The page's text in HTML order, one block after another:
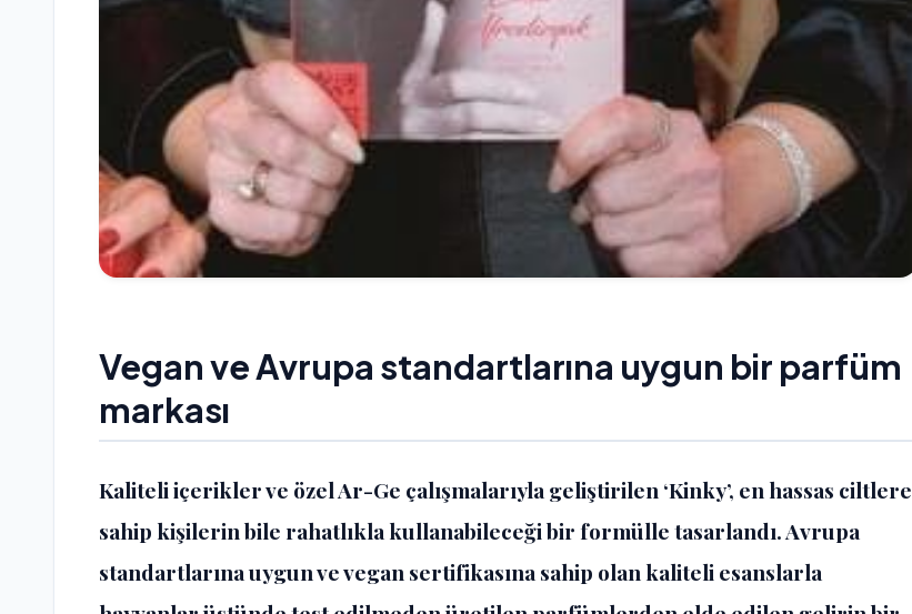
Vegan ve Avrupa standartlarına uygun bir parfüm
markası
Kaliteli içerikler ve özel Ar-Ge çalışmalarıyla geliştirilen ‘Kinky’, en hassas ciltlere
sahip kişilerin bile rahatlıkla kullanabileceği bir formülle tasarlandı. Avrupa
standartlarına uygun ve vegan sertifikasına sahip olan kaliteli esanslarla